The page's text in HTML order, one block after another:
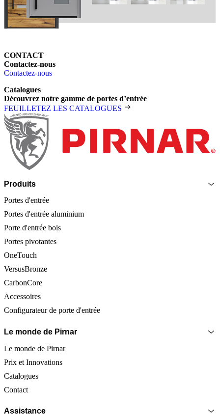
CONTACT
Contactez-nous
Contactez-nous
Catalogues
Découvrez notre gamme de portes d’entrée
FEUILLETEZ LES CATALOGUES
Pied de page
Produits
Portes d'entrée
Portes d'entrée aluminium
Porte d'entrée bois
Portes pivotantes
OneTouch
VersusBronze
CarbonCore
Accessoires
Configurateur de porte d'entrée
Le monde de Pirnar
Le monde de Pirnar
Prix et Innovations
Catalogues
Contact
Assistance